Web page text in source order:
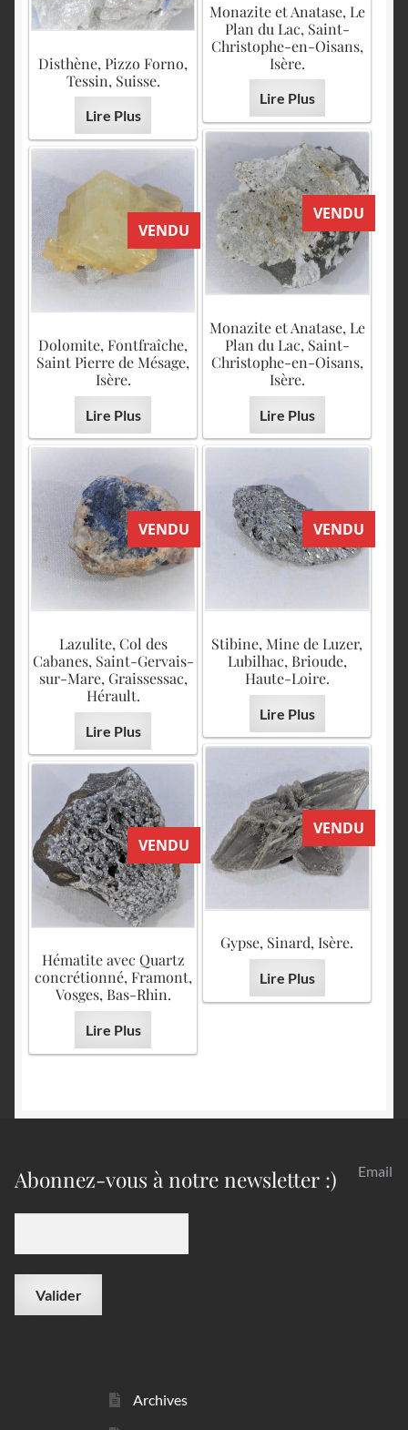
Monazite et Anatase, Le
Plan du Lac, Saint-
Christophe-en-Oisans,
Isère.
Lire Plus
Disthène, Pizzo Forno,
Tessin, Suisse.
Lire Plus
VENDU
Monazite et Anatase, Le
Plan du Lac, Saint-
Christophe-en-Oisans,
Isère.
Lire Plus
VENDU
Dolomite, Fontfraîche,
Saint Pierre de Mésage,
Isère.
Lire Plus
VENDU
Lazulite, Col des
Cabanes, Saint-Gervais-
sur-Mare, Graissessac,
Hérault.
Lire Plus
VENDU
Stibine, Mine de Luzer,
Lubilhac, Brioude,
Haute-Loire.
Lire Plus
VENDU
Gypse, Sinard, Isère.
Lire Plus
VENDU
Hématite avec Quartz
concrétionné, Framont,
Vosges, Bas-Rhin.
Lire Plus
Abonnez-vous à notre newsletter :) Email
Archives